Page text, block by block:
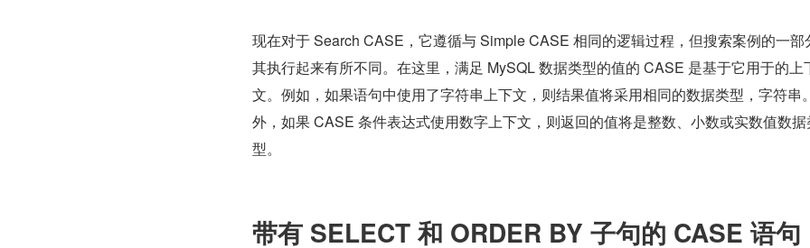
现在对于 Search CASE，它遵循与 Simple CASE 相同的逻辑过程，但搜索案例的一部
其执行起来有所不同。在这里，满足 MySQL 数据类型的值的 CASE 是基于它用于的上
文。例如，如果语句中使用了字符串上下文，则结果值将采用相同的数据类型，字符串
外，如果 CASE 条件表达式使用数字上下文，则返回的值将是整数、小数或实数值数据
型。
带有 SELECT 和 ORDER BY 子句的 CASE 语句